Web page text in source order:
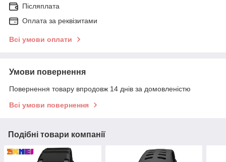
Післяплата
Оплата за реквізитами
Всі умови оплати
Умови повернення
Повернення товару впродовж 14 днів за домовленістю
Всі умови повернення
Подібні товари компанії